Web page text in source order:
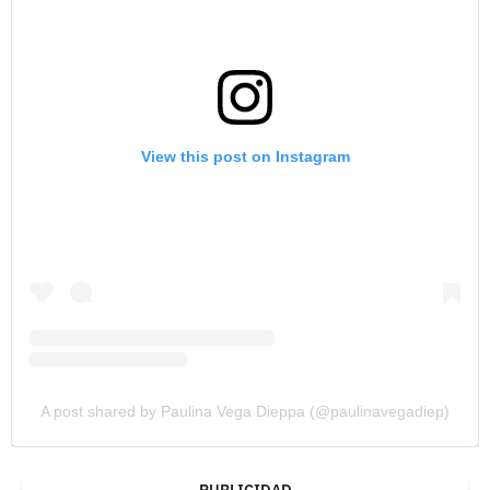
View this post on Instagram
A post shared by Paulina Vega Dieppa (@paulinavegadiep)